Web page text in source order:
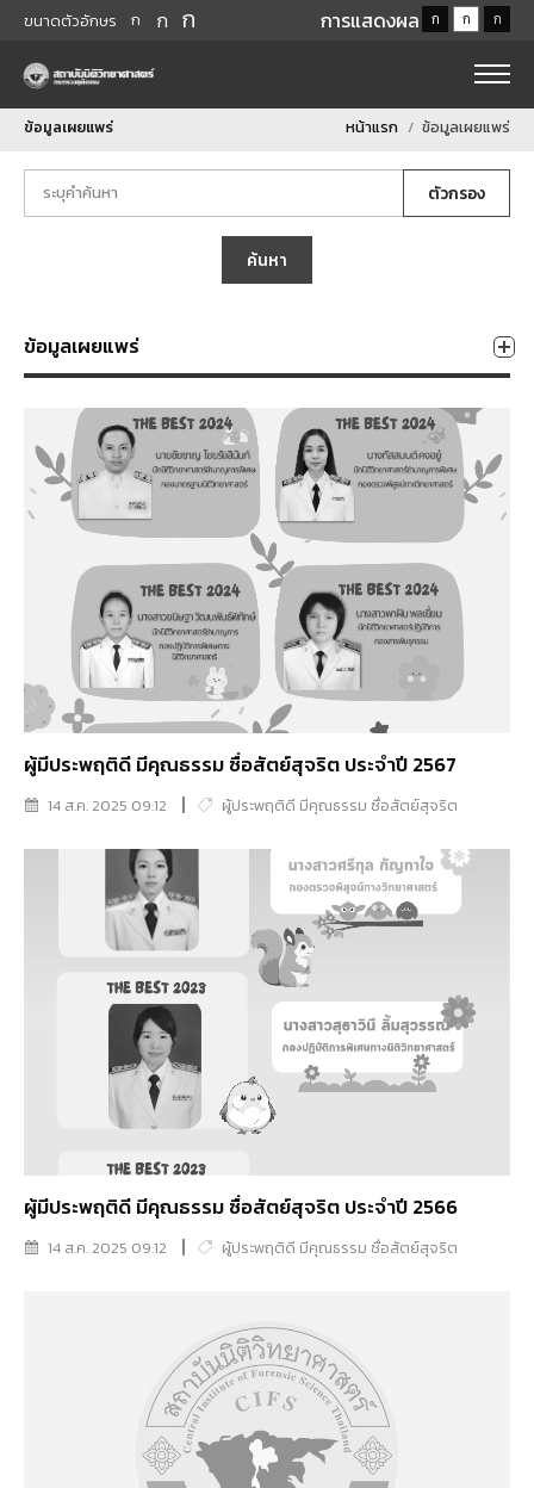
ขนาดตัวอักษร ก ก ก การแสดงผล ก ก ก
ข้อมูลเผยแพร่ หน้าแรก ข้อมูลเผยแพร่
ตัวกรอง
ค้นหา
ข้อมูลเผยแพร่
ผู้มีประพฤติดี มีคุณธรรม ซื่อสัตย์สุจริต ประจำปี 2567
14 ส.ค. 2025 09:12 ผู้ประพฤติดี มีคุณธรรม ซื่อสัตย์สุจริต
ผู้มีประพฤติดี มีคุณธรรม ซื่อสัตย์สุจริต ประจำปี 2566
14 ส.ค. 2025 09:12 ผู้ประพฤติดี มีคุณธรรม ซื่อสัตย์สุจริต